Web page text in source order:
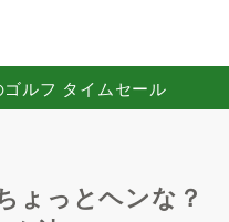
ルフ タイムセール
ょっとヘンな？